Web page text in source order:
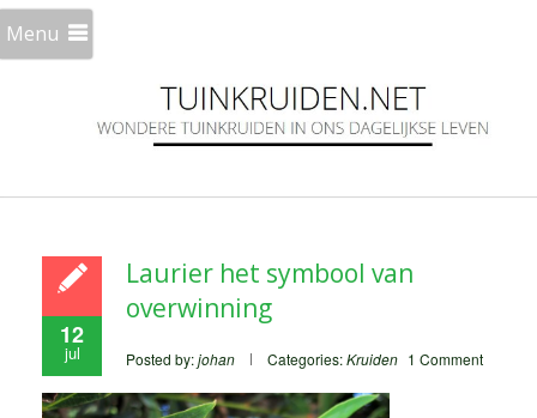
Menu
12
jul
Laurier het symbool van
overwinning
Posted by:johan Categories:Kruiden 1 Comment